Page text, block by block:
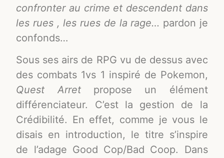
confronter au crime et descendent dans
les rues , les rues de la rage… pardon je
confonds…
Sous ses airs de RPG vu de dessus avec
des combats 1vs 1 inspiré de Pokemon,
Quest Arretpropose un élément
différenciateur. C’est la gestion de la
Crédibilité. En effet, comme je vous le
disais en introduction, le titre s’inspire
de l’adage Good Cop/Bad Coop. Dans